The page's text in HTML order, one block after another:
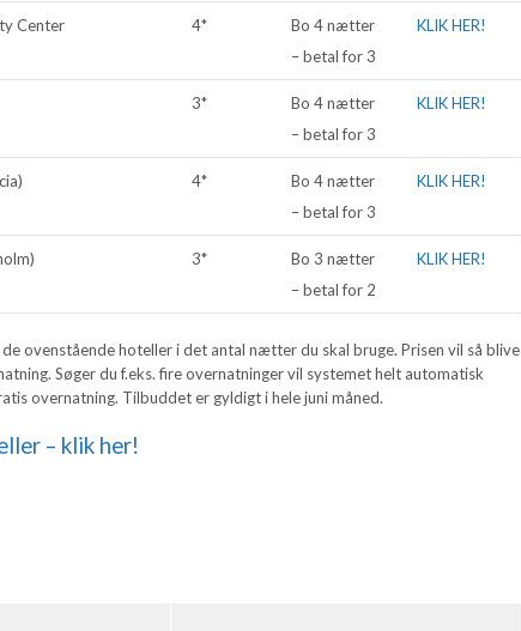
Center 4*
Bo 4 nætter
– betal for 3
KLIK HER!
3*
Bo 4 nætter
– betal for 3
KLIK HER!
4*
Bo 4 nætter
– betal for 3
KLIK HER!
3*
Bo 3 nætter
– betal for 2
KLIK HER!
de ovenstående hoteller i det antal nætter du skal bruge. Prisen vil så blive
Søger du f.eks. fire overnatninger vil systemet helt automatisk
overnatning. Tilbuddet er gyldigt i hele juni måned.
– klik her!